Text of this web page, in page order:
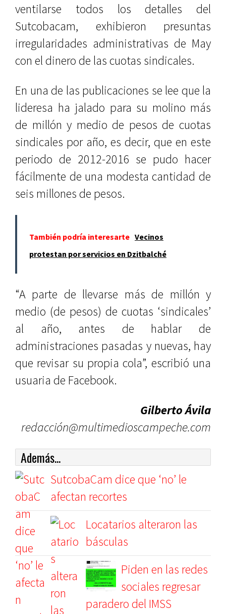
ventilarse todos los detalles del
Sutcobacam, exhibieron presuntas
irregularidades administrativas de May
con el dinero de las cuotas sindicales.
En una de las publicaciones se lee que la
lideresa ha jalado para su molino más
de millón y medio de pesos de cuotas
sindicales por año, es decir, que en este
periodo de 2012-2016 se pudo hacer
fácilmente de una modesta cantidad de
seis millones de pesos.
También podría interesarte Vecinos
protestan por servicios en Dzitbalché
“A parte de llevarse más de millón y
medio (de pesos) de cuotas ‘sindicales’
al año, antes de hablar de
administraciones pasadas y nuevas, hay
que revisar su propia cola”, escribió una
usuaria de Facebook.
Gilberto Ávila
redacción@multimedioscampeche.com
Además...
SutcobaCam dice que ‘no’ le
afectan recortes
Locatarios alteraron las
básculas
Piden en las redes
sociales regresar
paradero del IMSS